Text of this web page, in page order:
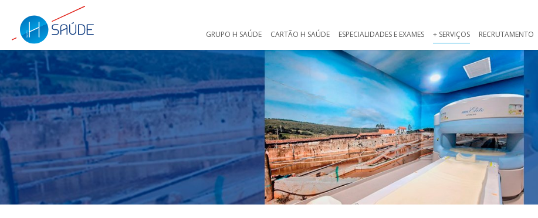
GRUPO H SAÚDE CARTÃO H SAÚDE ESPECIALIDADES E EXAMES + SERVIÇOS RECRUTAMENTO